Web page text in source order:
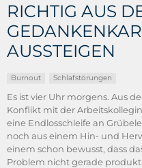
RICHTIG AUS
AUSSTEIGEN
Burnout Schlafstörungen
Es ist vier Uhr morgens. Aus
Konflikt mit der
eine Endlosschleife an
noch aus einem Hin- und
einem schon bewusst, dass
Problem nicht gerade